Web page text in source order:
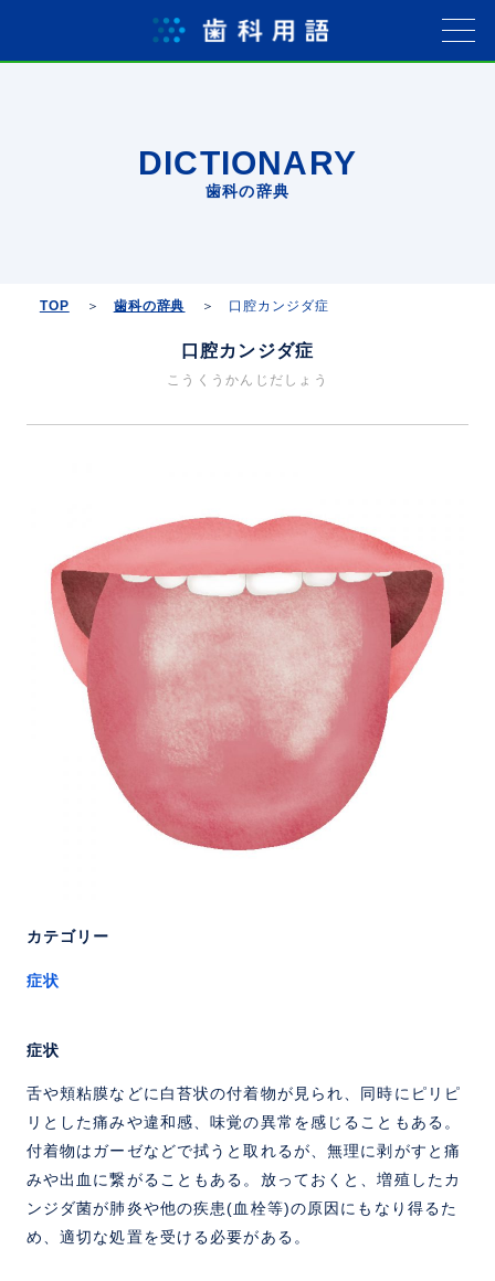
DICTIONARY
歯科の辞典
TOP 歯科の辞典 口腔カンジダ症
口腔カンジダ症
カテゴリー
症状
症状
舌や頬粘膜などに白苔状の付着物が見られ、同時にピリピ
リとした痛みや違和感、味覚の異常を感じることもある。
付着物はガーゼなどで拭うと取れるが、無理に剥がすと痛
みや出血に繋がることもある。放っておくと、増殖したカ
ンジダ菌が肺炎や他の疾患(血栓等)の原因にもなり得るた
め、適切な処置を受ける必要がある。